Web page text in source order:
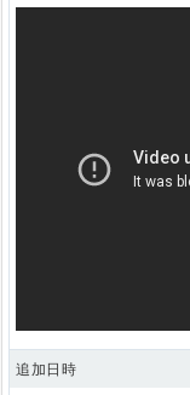
追加日時